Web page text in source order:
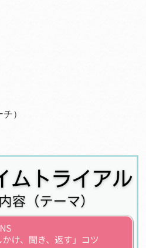
）